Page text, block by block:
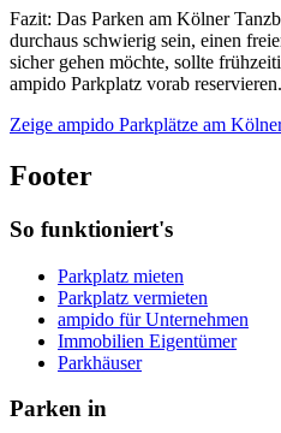
Fazit: Das Parken am Kölner
durchaus schwierig sein, einen
sicher gehen möchte, sollte
ampido Parkplatz vorab reservieren.
Zeige ampido Parkplätze am
Footer
So funktioniert's
Parkplatz mieten
Parkplatz vermieten
ampido für Unternehmen
Immobilien Eigentümer
Parkhäuser
Parken in